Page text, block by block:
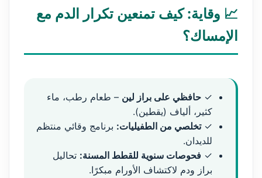
📈 وقاية: كيف تمنعين تكرار الدم مع
الإمساك؟
✓ حافظي على براز لين – طعام رطب، ماء
كثير، ألياف (يقطين).
✓تخلصي من الطفيليات: برنامج وقائي منتظم
للديدان.
✓ فحوصات سنوية للقطط المسنة: تحاليل
براز ودم لاكتشاف الأورام مبكرًا.